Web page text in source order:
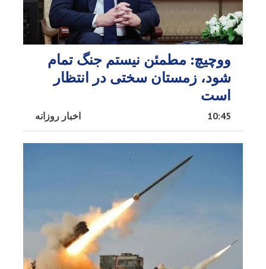
ووچیچ: مطمئن نیستم جنگ تمام
شود، زمستان سختی در انتظار
است
اخبار روزانه 10:45